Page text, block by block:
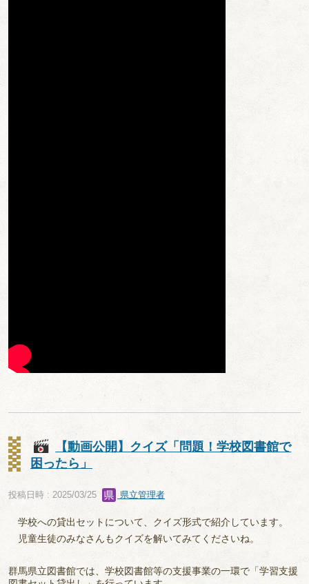
【動画公開】クイズ「問題！学校図書館で
困ったら」
投稿日時 : 2025/03/25 県立管理者
学校への貸出セットについて、クイズ形式で紹介しています。
児童生徒のみなさんもクイズを解いてみてくださいね。
群馬県立図書館では、学校図書館等の支援事業の一環で「学習支援